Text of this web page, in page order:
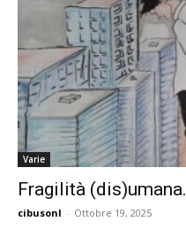
Varie
Fragilità (dis)umana.
cibusonl - Ottobre 19, 2025